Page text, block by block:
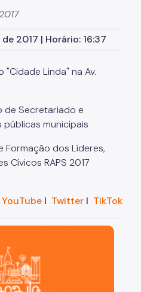
2017 | Horário: 16:37
Linda" na Av.
de Secretariado e
municipais
Formação dos Líderes,
Cívicos RAPS 2017
YouTubeI TwitterI TikTok
resiliente e sustentável